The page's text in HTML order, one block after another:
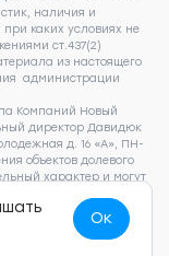
наличия и
каких условиях не
ст.437(2)
из настоящего
администрации
Компаний Новый
директор Давидюк
д. 16 «А», ПН-
объектов долевого
характер и могут
о наличии и
обращайтесь по
данных
Ок